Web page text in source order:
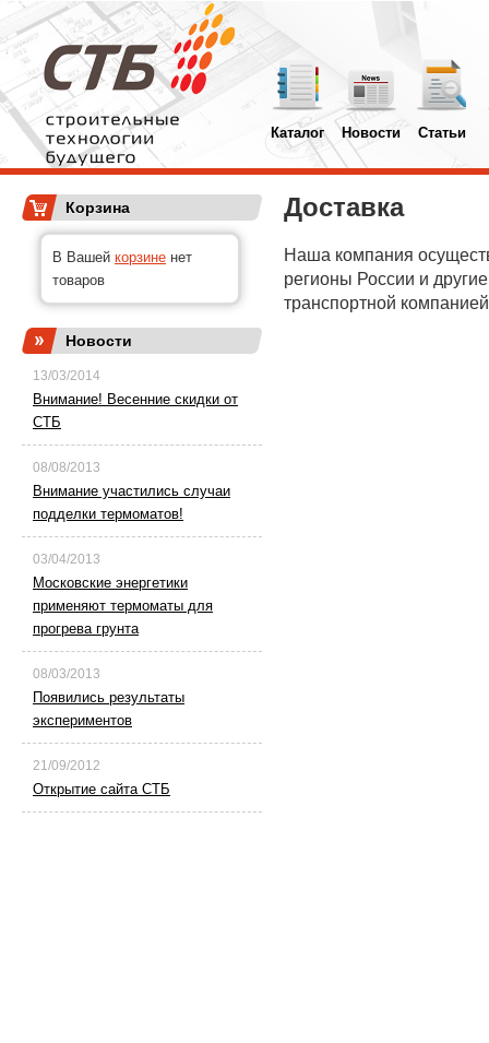
Каталог Новости Статьи
Корзина
В Вашей корзине нет
товаров
Новости
13/03/2014
Внимание! Весенние скидки от
СТБ
08/08/2013
Внимание участились случаи
подделки термоматов!
03/04/2013
Московские энергетики
применяют термоматы для
прогрева грунта
08/03/2013
Появились результаты
экспериментов
21/09/2012
Открытие сайта СТБ
Доставка
Наша компания
регионы России и
транспортной